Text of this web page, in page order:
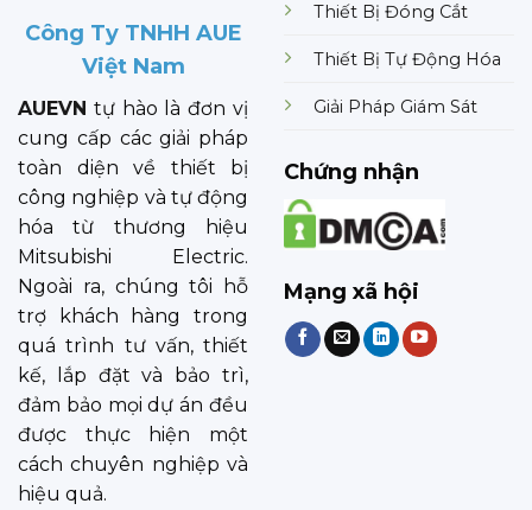
Công Ty TNHH AUE
Việt Nam
AUEVN tự hào là đơn vị
cung cấp các giải pháp
toàn diện về thiết bị
công nghiệp và tự động
hóa từ thương hiệu
Mitsubishi Electric.
Ngoài ra, chúng tôi hỗ
trợ khách hàng trong
quá trình tư vấn, thiết
kế, lắp đặt và bảo trì,
đảm bảo mọi dự án đều
được thực hiện một
cách chuyên nghiệp và
hiệu quả.
Thiết Bị Đóng Cắt
Thiết Bị Tự Động Hóa
Giải Pháp Giám Sát
Chứng nhận
Mạng xã hội